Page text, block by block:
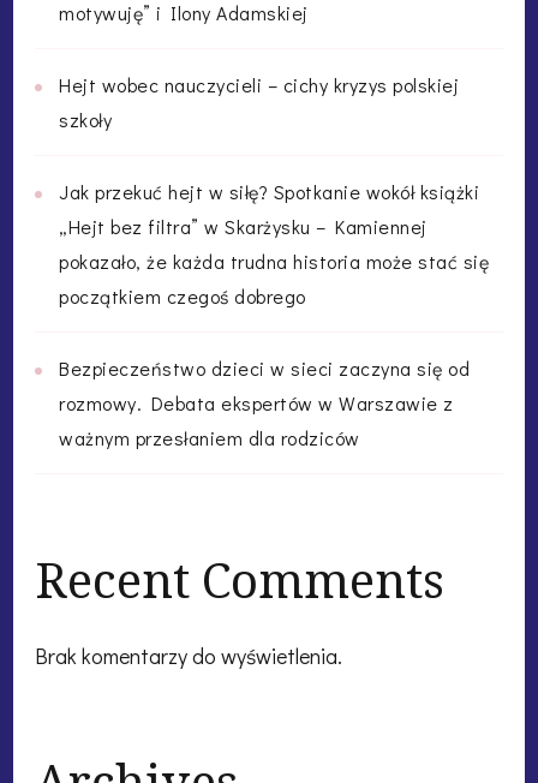
motywuję” i Ilony Adamskiej
Hejt wobec nauczycieli – cichy kryzys polskiej
szkoły
Jak przekuć hejt w siłę? Spotkanie wokół książki
„Hejt bez filtra” w Skarżysku – Kamiennej
pokazało, że każda trudna historia może stać się
początkiem czegoś dobrego
Bezpieczeństwo dzieci w sieci zaczyna się od
rozmowy. Debata ekspertów w Warszawie z
ważnym przesłaniem dla rodziców
Recent Comments
Brak komentarzy do wyświetlenia.